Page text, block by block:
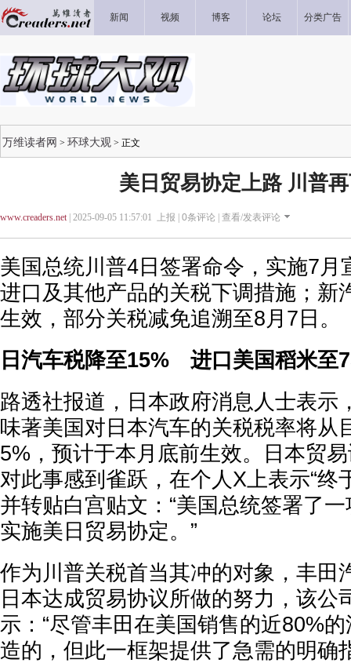
新闻 视频 博客 论坛 分类广告
万维读者网 > 环球大观 > 正文
美日贸易协定上路 川普
www.creaders.net| 2025-09-05 11:57:01 上报 | 0条评论 | 查看/发表评论
美国总统川普4日签署命令，实施7月
进口及其他产品的关税下调措施；新
生效，部分关税减免追溯至8月7日。
日汽车税降至15% 进口美国稻米
路透社报道，日本政府消息人士表示
味著美国对日本汽车的关税税率将从
5%，预计于本月底前生效。日本贸
对此事感到雀跃，在个人X上表示“终
并转贴白宫贴文：“美国总统签署了
实施美日贸易协定。”
作为川普关税首当其冲的对象，丰田
日本达成贸易协议所做的努力，该公
示：“尽管丰田在美国销售的近80%
造的，但此一框架提供了急需的明确